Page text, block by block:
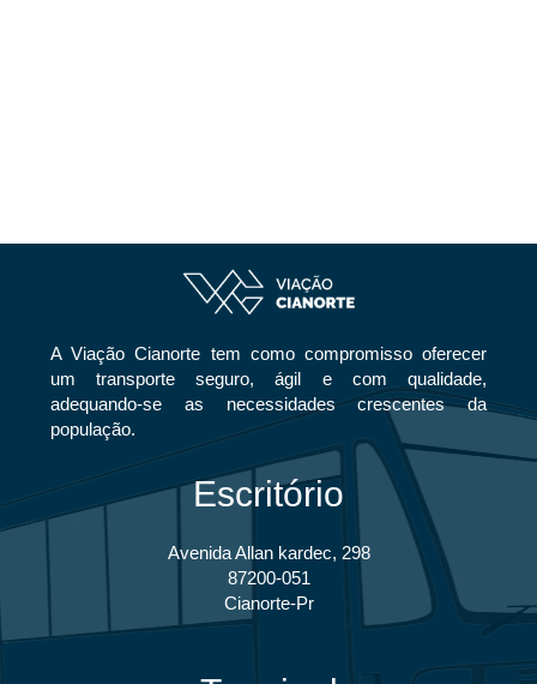
A Viação Cianorte tem como compromisso oferecer
um transporte seguro, ágil e com qualidade,
adequando-se as necessidades crescentes da
população.
Escritório
Avenida Allan kardec, 298
87200-051
Cianorte-Pr